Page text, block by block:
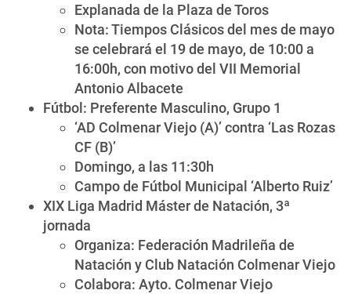
Explanada de la Plaza de Toros
Nota: Tiempos Clásicos del mes de mayo
se celebrará el 19 de mayo, de 10:00 a
16:00h, con motivo del VII Memorial
Antonio Albacete
Fútbol: Preferente Masculino, Grupo 1
‘AD Colmenar Viejo (A)’ contra ‘Las Rozas
CF (B)’
Domingo, a las 11:30h
Campo de Fútbol Municipal ‘Alberto Ruiz’
XIX Liga Madrid Máster de Natación, 3ª
jornada
Organiza: Federación Madrileña de
Natación y Club Natación Colmenar Viejo
Colabora: Ayto. Colmenar Viejo